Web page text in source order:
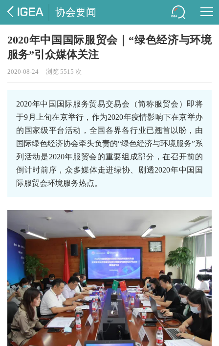
协会要闻
2020年中国国际服贸会｜“绿色经济与环境
服务”引众媒体关注
2020-08-24 浏览 5515 次
2020年中国国际服务贸易交易会（简称服贸会）即将
于9月上旬在京举行，作为2020年疫情影响下在京举办
的国家级平台活动，全国各界各行业已翘首以盼，由
国际绿色经济协会牵头负责的“绿色经济与环境服务”系
列活动是2020年服贸会的重要组成部分，在召开前的
倒计时前序，众多媒体走进绿协、剧透2020年中国国
际服贸会环境服务热点。